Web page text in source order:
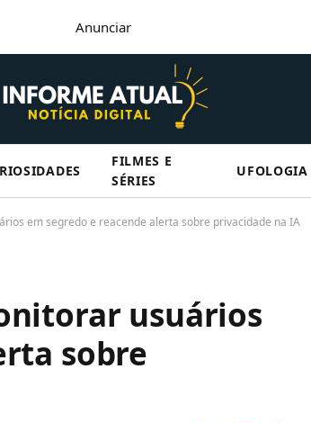
Anunciar
FILMES E
SÉRIES
UFOLOGIA
em segredo e reacende alerta sobre privacidade na IA
usuários
sobre